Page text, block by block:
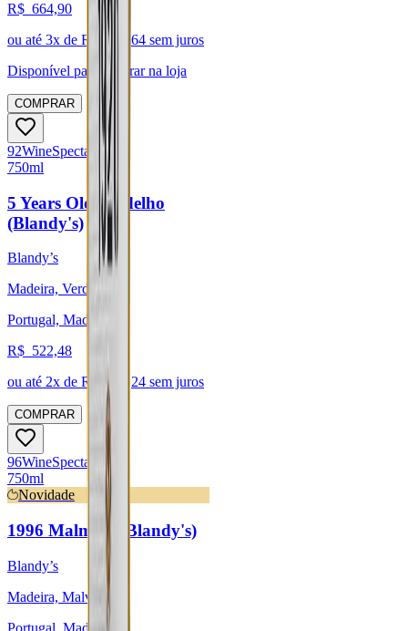
R$ 664,90
ou até 3x de R$ 221,64 sem juros
Disponível para:
Retirar na loja
COMPRAR
92WineSpectator
750ml
5 Years Old Verdelho
(Blandy's)
Blandy’s
Madeira, Verdelho
Portugal, Madeira
R$ 522,48
ou até 2x de R$ 261,24 sem juros
COMPRAR
96WineSpectator
750ml
Novidade
1996 Malmsey (Blandy's)
Blandy’s
Madeira, Malvasia
Portugal, Madeira